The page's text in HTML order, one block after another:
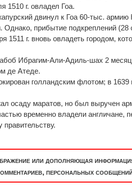
1510 г. овладел Гоа.
двинул к Гоа 60-тыс.
Однако, прибытие подкреплений (28
1511 г. вновь овладеть городом,
Ибрагим-Али-Адиль-шах 2 ме
де Атеде.
голландским флотом; в
осаду маратов, но был выручен
временно владели англичане,
правительству.
или дополняющая
персональных сообщений